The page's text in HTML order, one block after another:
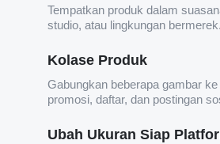
Tempatkan produk dalam
studio, atau lingkungan bermerek.
Kolase Produk
Gabungkan beberapa gambar
promosi, daftar, dan postingan
Ubah Ukuran Siap